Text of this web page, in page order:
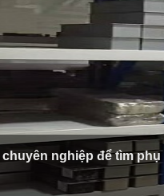
nghiệp để tìm